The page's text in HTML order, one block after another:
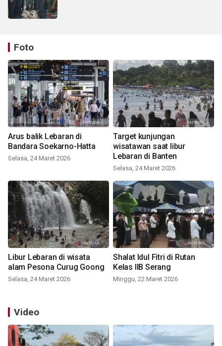
Foto
Arus balik Lebaran di
Bandara Soekarno-Hatta
Selasa, 24 Maret 2026
Target kunjungan
wisatawan saat libur
Lebaran di Banten
Selasa, 24 Maret 2026
Libur Lebaran di wisata
alam Pesona Curug Goong
Selasa, 24 Maret 2026
Shalat Idul Fitri di Rutan
Kelas IIB Serang
Minggu, 22 Maret 2026
Video